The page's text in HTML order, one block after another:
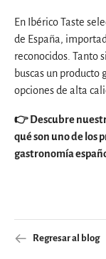
En Ibérico Taste
de España,
reconocidos. Tanto
buscas un
opciones de alta
👉 Descubre
qué son uno de los
gastronomía
Regresar al blog